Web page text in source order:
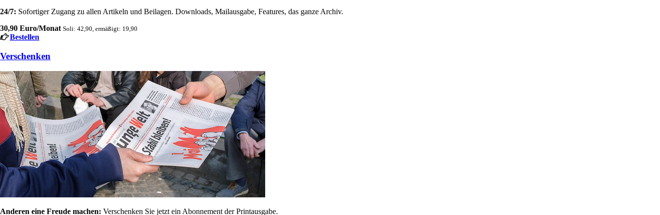
24/7: Sofortiger Zugang zu allen Artikeln und Beilagen. Downloads, Mailausgabe, Features, das ganze Archiv.
30,90 Euro/Monat Soli: 42,90, ermäßigt: 19,90
Bestellen
Verschenken
Anderen eine Freude machen: Verschenken Sie jetzt ein Abonnement der Printausgabe.